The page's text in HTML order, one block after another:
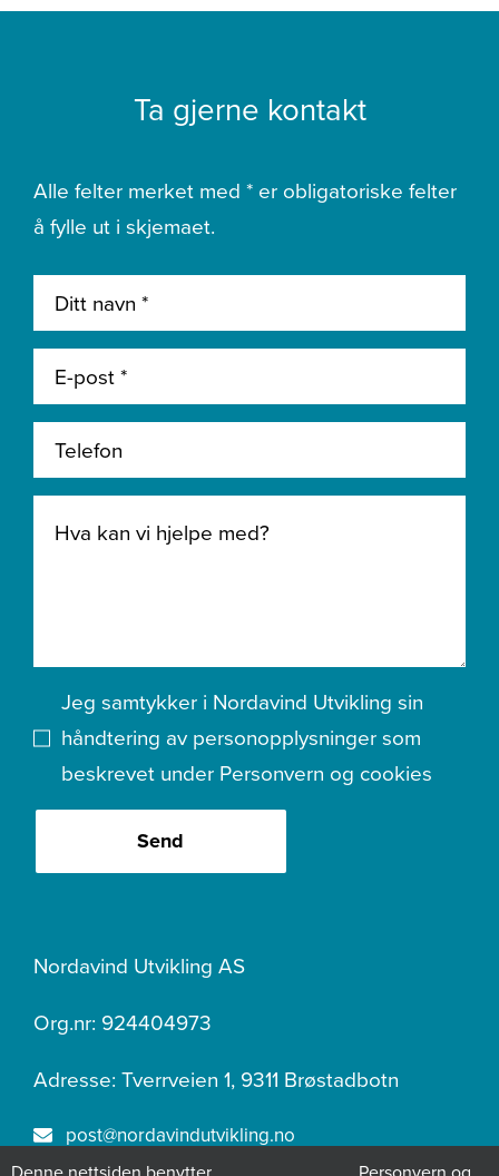
Ta gjerne kontakt
Alle felter merket med * er obligatoriske felter
å fylle ut i skjemaet.
Jeg samtykker i Nordavind Utvikling sin
håndtering av personopplysninger som
beskrevet under Personvern og cookies
Send
Nordavind Utvikling AS
Org.nr: 924404973
Adresse: Tverrveien 1, 9311 Brøstadbotn
post@nordavindutvikling.no